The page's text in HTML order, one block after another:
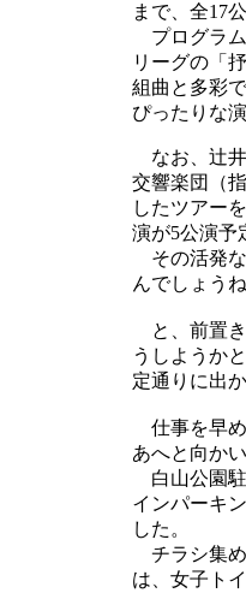
まで、全17
プログラム
リーグの「
組曲と多彩
ぴったりな
なお、辻井
交響楽団（
したツアー
演が5公演予
その活発な
んでしょうね
と、前置き
うしようか
定通りに出
仕事を早め
あへと向か
白山公園駐
インパーキ
した。
チラシ集め
は、女子ト